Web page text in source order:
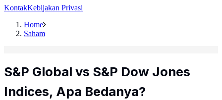
KontakKebijakan Privasi
Home
Saham
S&P Global vs S&P Dow Jones
Indices, Apa Bedanya?